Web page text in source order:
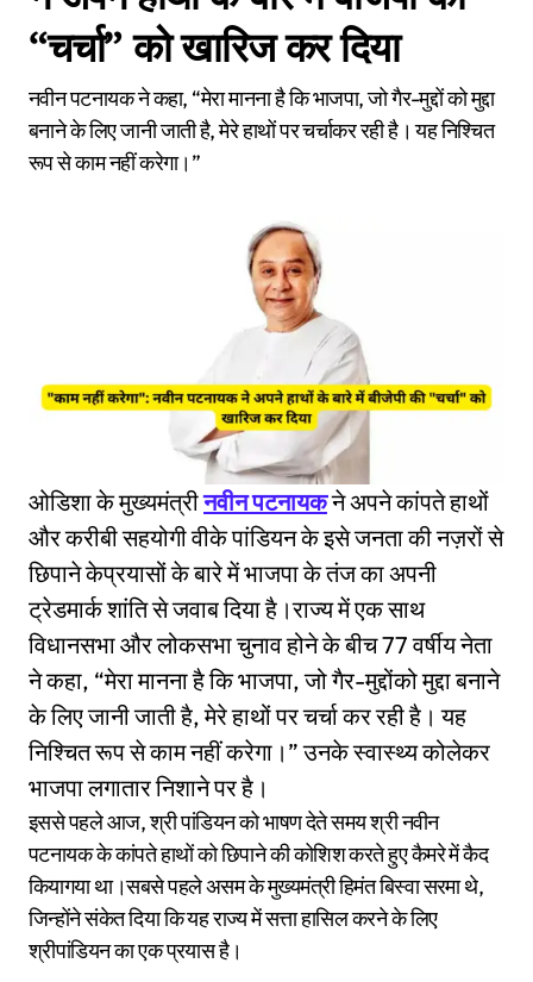
“चर्चा” को खारिज कर दिया
नवीन पटनायक ने कहा, “मेरा मानना ​​है कि भाजपा, जो गैर-मुद्दों को मुद्दा
बनाने के लिए जानी जाती है, मेरे हाथों पर चर्चाकर रही है। यह निश्चित
रूप से काम नहीं करेगा।”
ओडिशा के मुख्यमंत्रीनवीन पटनायकने अपने कांपते हाथों
और करीबी सहयोगी वीके पांडियन के इसे जनता की नज़रों से
छिपाने केप्रयासों के बारे में भाजपा के तंज का अपनी
ट्रेडमार्क शांति से जवाब दिया है।राज्य में एक साथ
विधानसभा और लोकसभा चुनाव होने के बीच 77 वर्षीय नेता
ने कहा, “मेरा मानना ​​है कि भाजपा, जो गैर-मुद्दोंको मुद्दा बनाने
के लिए जानी जाती है, मेरे हाथों पर चर्चा कर रही है। यह
निश्चित रूप से काम नहीं करेगा।” उनके स्वास्थ्य कोलेकर
भाजपा लगातार निशाने पर है।
इससे पहले आज, श्री पांडियन को भाषण देते समय श्री नवीन
पटनायक के कांपते हाथों को छिपाने की कोशिश करते हुए कैमरे में कैद
कियागया था।सबसे पहले असम के मुख्यमंत्री हिमंत बिस्वा सरमा थे,
जिन्होंने संकेत दिया कि यह राज्य में सत्ता हासिल करने के लिए
श्रीपांडियन का एक प्रयास है।